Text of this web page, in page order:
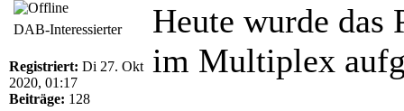
DAB-Interessierter
Registriert: Di 27. Okt
2020, 01:17
Beiträge: 128
Heute wurde
im Multiplex